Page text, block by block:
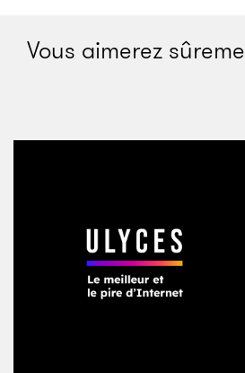
d’inclure Schmid en tant que co-
Schmid avait été omis sur les
contenant tous les détails de
son nom après qu’il a été en
les concepts originaux venaient
Vous aimerez